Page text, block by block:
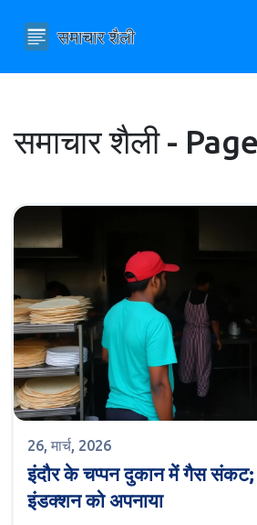
समाचार शैली -
26, मार्च, 2026
इंदौर के चप्पन दुकान में गैस संकट;
इंडक्शन को अपनाया